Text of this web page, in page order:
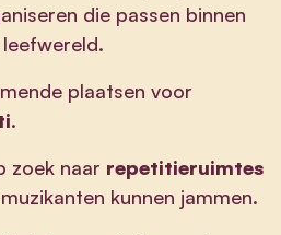
die passen binnen
plaatsen voor
.
zoek naar repetitieruimtes
kunnen jammen.